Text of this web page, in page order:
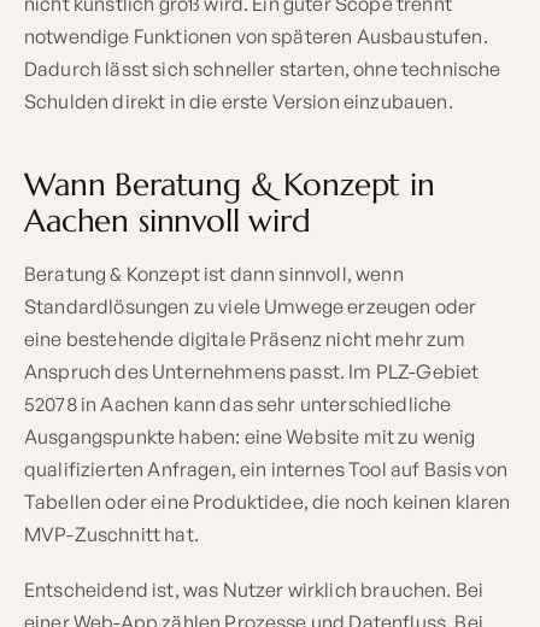
notwendige Funktionen von späteren Ausbaustufen.
Dadurch lässt sich schneller starten, ohne technische
Schulden direkt in die erste Version einzubauen.
Wann Beratung & Konzept in
Aachen sinnvoll wird
Beratung & Konzept ist dann sinnvoll, wenn
Standardlösungen zu viele Umwege erzeugen oder
eine bestehende digitale Präsenz nicht mehr zum
Anspruch des Unternehmens passt. Im PLZ-Gebiet
52078 in Aachen kann das sehr unterschiedliche
Ausgangspunkte haben: eine Website mit zu wenig
qualifizierten Anfragen, ein internes Tool auf Basis von
Tabellen oder eine Produktidee, die noch keinen klaren
MVP-Zuschnitt hat.
Entscheidend ist, was Nutzer wirklich brauchen. Bei
einer Web-App zählen Prozesse und Datenfluss. Bei